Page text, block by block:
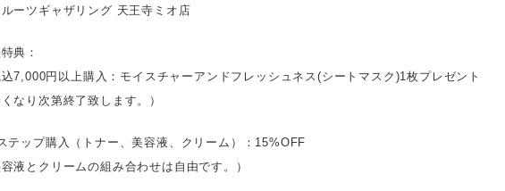
ルーツギャザリング 天王寺ミオ店
典：
7,000円以上購入：モイスチャーアンドフレッシュネス(シートマスク)1枚プレゼント
くなり次第終了致します。）
テップ購入（トナー、美容液、クリーム）：15%OFF
容液とクリームの組み合わせは自由です。）